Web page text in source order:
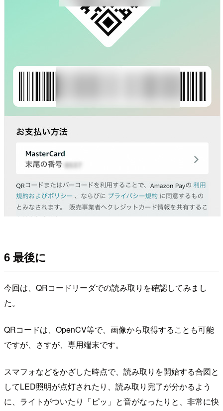
6 最後に
今回は、QRコードリーダでの読み取りを確認してみまし
た。
QRコードは、OpenCV等で、画像から取得することも可能
ですが、さすが、専用端末です。
スマフォなどをかざした時点で、読み取りを開始する合図と
してLED照明が点灯されたり、読み取り完了が分かるよう
に、ライトがついたり「ピッ」と音がなったりと、非常に快